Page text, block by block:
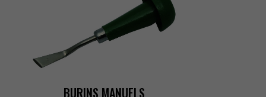
POLITIQUES
BURINSMANUELS